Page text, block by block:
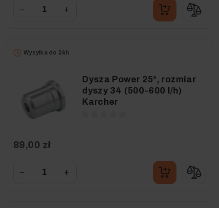
− +
Wysyłka do 24h
Dysza Power 25°, rozmiar
dyszy 34 (500-600 l/h)
Karcher
89,00 zł
− +